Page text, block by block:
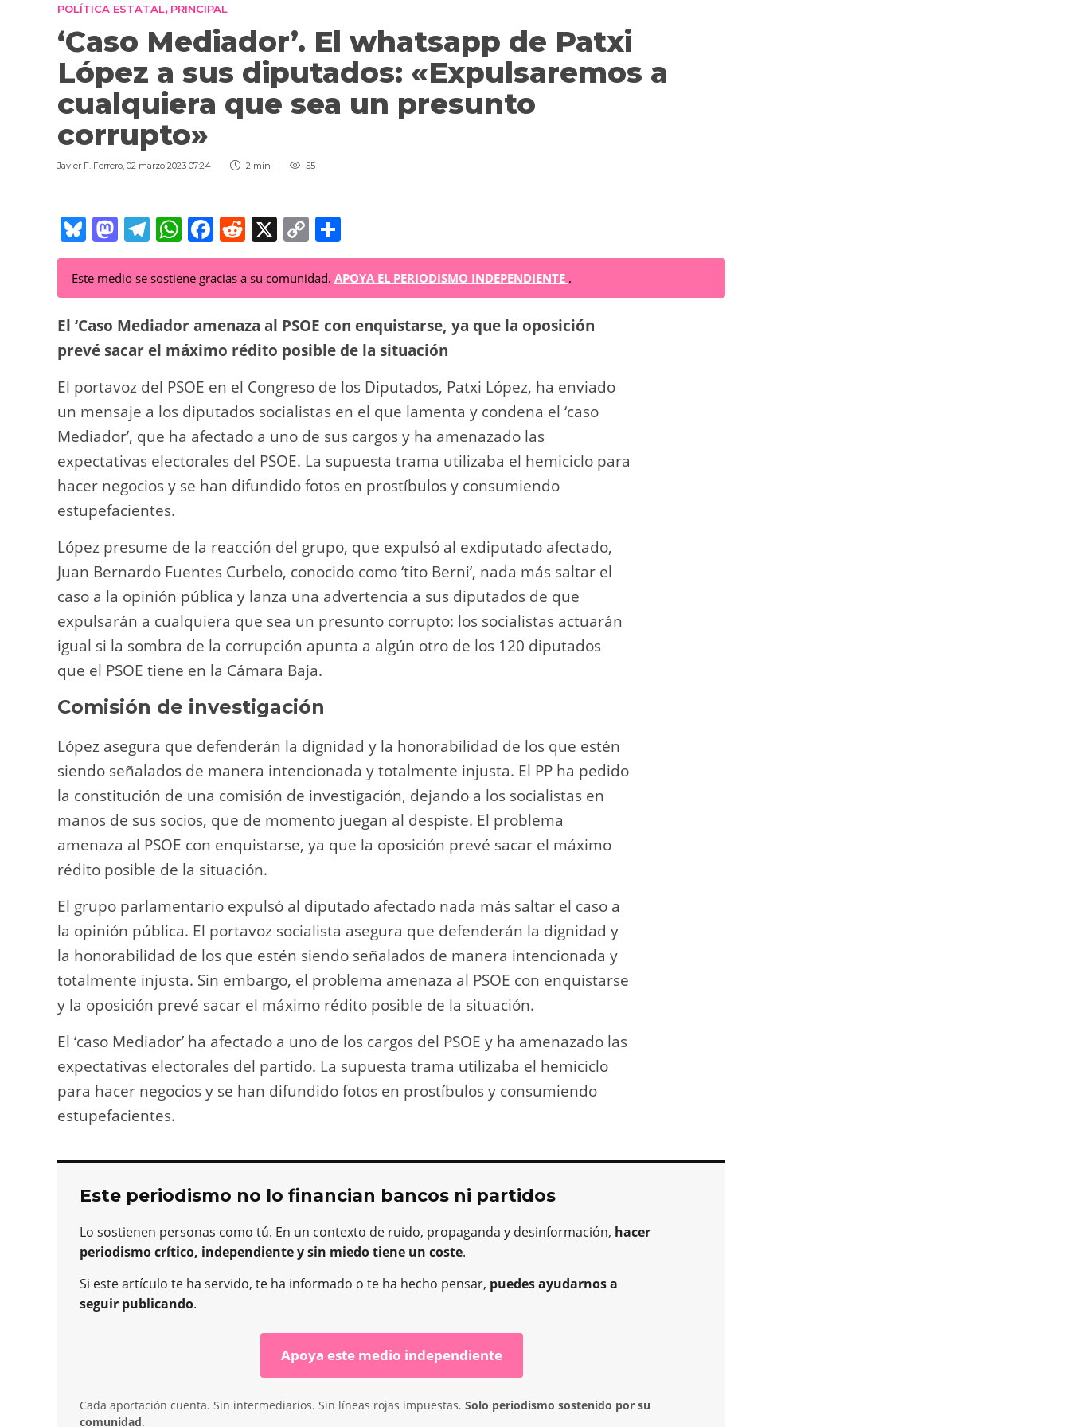
POLÍTICA ESTATAL, PRINCIPAL
‘Caso Mediador’. El whatsapp de Patxi
López a sus diputados: «Expulsaremos a
cualquiera que sea un presunto
corrupto»
Javier F. Ferrero, 02 marzo 2023 07:24 2 min 55
Bl
u
e
sk
y
M
a
st
o
d
o
n
T
el
e
gr
a
m
W
h
at
s
A
p
p
F
a
c
e
b
o
o
k
R
e
d
di
t
X C
o
p
y
Li
n
k
o
m
p
ar
tir
Este medio se sostiene gracias a su comunidad. APOYA EL PERIODISMO INDEPENDIENTE .
El ‘Caso Mediador amenaza al PSOE con enquistarse, ya que la oposición
prevé sacar el máximo rédito posible de la situación
El portavoz del PSOE en el Congreso de los Diputados, Patxi López, ha enviado
un mensaje a los diputados socialistas en el que lamenta y condena el ‘caso
Mediador’, que ha afectado a uno de sus cargos y ha amenazado las
expectativas electorales del PSOE. La supuesta trama utilizaba el hemiciclo para
hacer negocios y se han difundido fotos en prostíbulos y consumiendo
estupefacientes.
López presume de la reacción del grupo, que expulsó al exdiputado afectado,
Juan Bernardo Fuentes Curbelo, conocido como ‘tito Berni’, nada más saltar el
caso a la opinión pública y lanza una advertencia a sus diputados de que
expulsarán a cualquiera que sea un presunto corrupto: los socialistas actuarán
igual si la sombra de la corrupción apunta a algún otro de los 120 diputados
que el PSOE tiene en la Cámara Baja.
Comisión de investigación
López asegura que defenderán la dignidad y la honorabilidad de los que estén
siendo señalados de manera intencionada y totalmente injusta. El PP ha pedido
la constitución de una comisión de investigación, dejando a los socialistas en
manos de sus socios, que de momento juegan al despiste. El problema
amenaza al PSOE con enquistarse, ya que la oposición prevé sacar el máximo
rédito posible de la situación.
El grupo parlamentario expulsó al diputado afectado nada más saltar el caso a
la opinión pública. El portavoz socialista asegura que defenderán la dignidad y
la honorabilidad de los que estén siendo señalados de manera intencionada y
totalmente injusta. Sin embargo, el problema amenaza al PSOE con enquistarse
y la oposición prevé sacar el máximo rédito posible de la situación.
El ‘caso Mediador’ ha afectado a uno de los cargos del PSOE y ha amenazado las
expectativas electorales del partido. La supuesta trama utilizaba el hemiciclo
para hacer negocios y se han difundido fotos en prostíbulos y consumiendo
estupefacientes.
Este periodismo no lo financian bancos ni partidos
Lo sostienen personas como tú. En un contexto de ruido, propaganda y desinformación, hacer
periodismo crítico, independiente y sin miedo tiene un coste.
Si este artículo te ha servido, te ha informado o te ha hecho pensar, puedes ayudarnos a
seguir publicando.
Apoya este medio independiente
Cada aportación cuenta. Sin intermediarios. Sin líneas rojas impuestas. Solo periodismo sostenido por su
comunidad.